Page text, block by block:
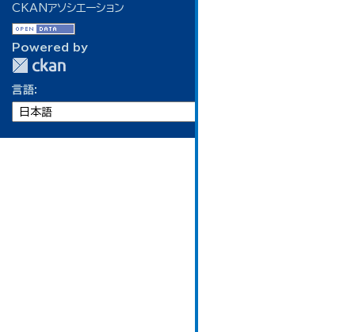
CKANアソシエーション
Powered by
言語